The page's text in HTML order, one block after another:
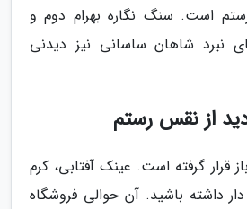
است. سنگ نگاره بهرام دوم و
نبرد شاهان ساسانی نیز دیدنی
از نقس رستم
قرار گرفته است. عینک آفتابی، کرم
داشته باشید. آن حوالی فروشگاه